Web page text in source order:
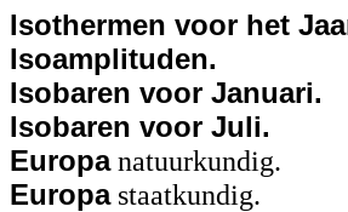
Isothermen voor het
Isoamplituden.
Isobaren voor Januari.
Isobaren voor Juli.
Europanatuurkundig.
Europastaatkundig.